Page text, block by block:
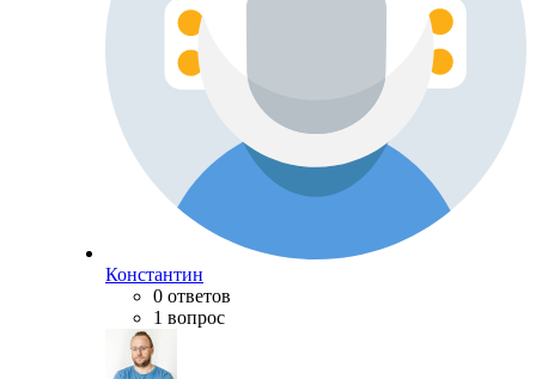
Константин
0 ответов
1 вопрос